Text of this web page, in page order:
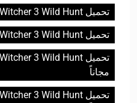
تحميل The Witcher 3 Wild Hunt برابط واحد للكمبيوتر
تحميل The Witcher 3 Wild Hunt برابط واحد مجاناً
مجاناً